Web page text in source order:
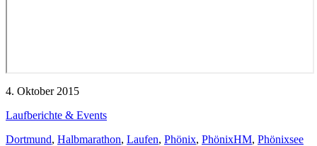
4. Oktober 2015
Laufberichte & Events
Dortmund, Halbmarathon, Laufen, Phönix, PhönixHM, Phönixsee